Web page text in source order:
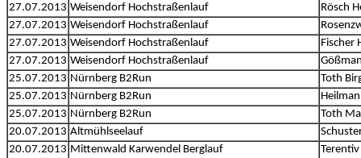
27.07.2013 Weisendorf Hochstraßenlauf
Rösch
27.07.2013 Weisendorf Hochstraßenlauf
27.07.2013 Weisendorf Hochstraßenlauf
Fischer
27.07.2013 Weisendorf Hochstraßenlauf
25.07.2013 Nürnberg B2Run
Toth
25.07.2013 Nürnberg B2Run
25.07.2013 Nürnberg B2Run
Toth
20.07.2013 Altmühlseelauf
20.07.2013 Mittenwald Karwendel Berglauf